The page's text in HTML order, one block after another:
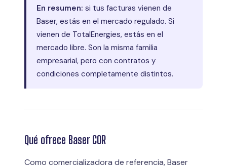
En resumen: si tus facturas vienen de
Baser, estás en el mercado regulado. Si
vienen de TotalEnergies, estás en el
mercado libre. Son la misma familia
empresarial, pero con contratos y
condiciones completamente distintos.
Qué ofrece Baser COR
Como comercializadora de referencia, Baser